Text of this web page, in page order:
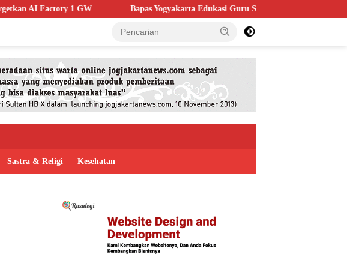
Bapas Yogyakarta Edukasi Guru SMKN 1 Seyegan, Perkuat Budaya Sadar Hukum
Sastra & Religi Kesehatan